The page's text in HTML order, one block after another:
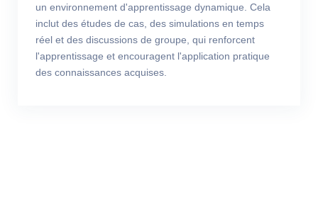
un environnement d'apprentissage dynamique. Cela
inclut des études de cas, des simulations en temps
réel et des discussions de groupe, qui renforcent
l'apprentissage et encouragent l'application pratique
des connaissances acquises.